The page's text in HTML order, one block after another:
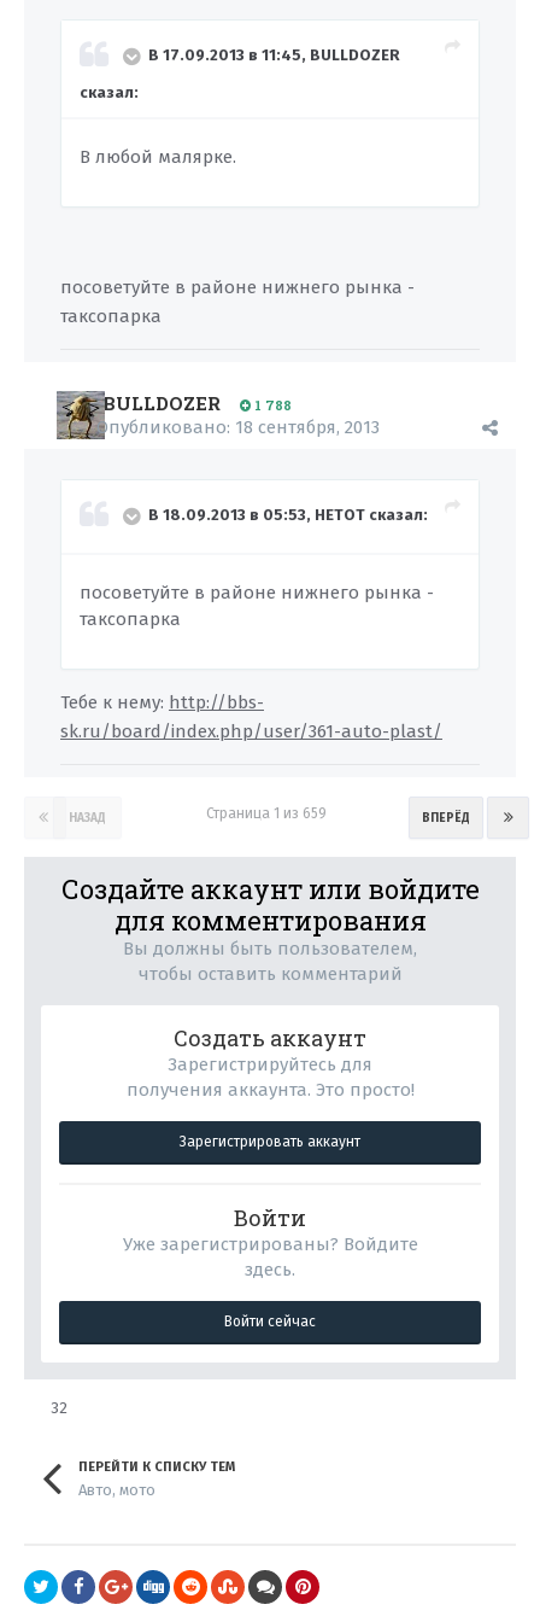
В 17.09.2013 в 11:45, BULLDOZER
сказал:
В любой малярке.
посоветуйте в районе нижнего рынка -
таксопарка
BULLDOZER 1 788
Опубликовано: 18 сентября, 2013
В 18.09.2013 в 05:53, HETOT сказал:
посоветуйте в районе нижнего рынка -
таксопарка
Тебе к нему: http://bbs-
sk.ru/board/index.php/user/361-auto-plast/
НАЗАД ВПЕРЁД
Страница 1 из 659
Создайте аккаунт или войдите
для комментирования
Вы должны быть пользователем,
чтобы оставить комментарий
Создать аккаунт
Зарегистрируйтесь для
получения аккаунта. Это просто!
Зарегистрировать аккаунт
Войти
Уже зарегистрированы? Войдите
здесь.
Войти сейчас
32
ПЕРЕЙТИ К СПИСКУ ТЕМ
Авто, мото